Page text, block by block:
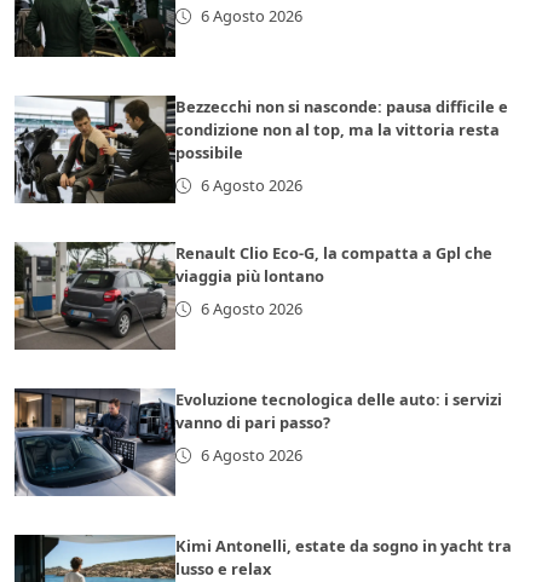
6 Agosto 2026
Bezzecchi non si nasconde: pausa difficile e
condizione non al top, ma la vittoria resta
possibile
6 Agosto 2026
Renault Clio Eco-G, la compatta a Gpl che
viaggia più lontano
6 Agosto 2026
Evoluzione tecnologica delle auto: i servizi
vanno di pari passo?
6 Agosto 2026
Kimi Antonelli, estate da sogno in yacht tra
lusso e relax